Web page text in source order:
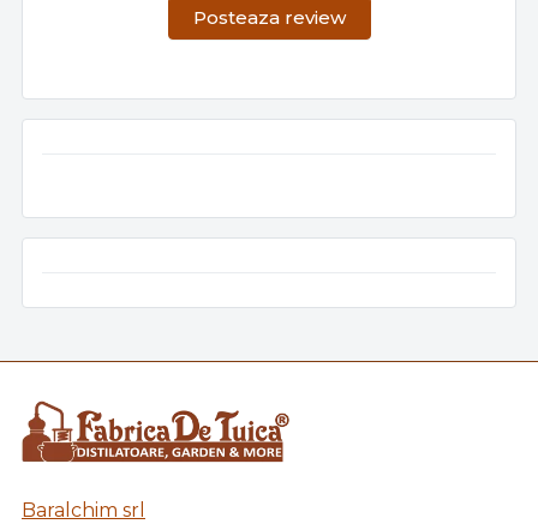
Posteaza review
Baralchim srl